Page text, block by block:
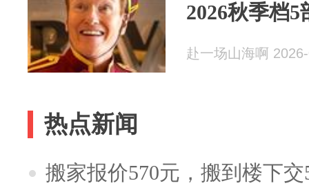
2026秋季档
赴一场山海啊
热点新闻
搬家报价570元，搬到楼下